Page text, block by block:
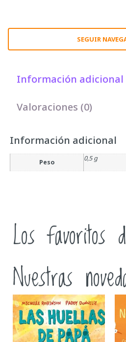
SEGUIR
Información adicional
Valoraciones (0)
Información adicional
Peso 0,5 g
Los favoritos
Nuestras